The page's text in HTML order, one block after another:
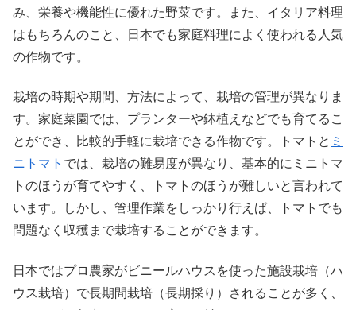
み、栄養や機能性に優れた野菜です。また、イタリア料理
はもちろんのこと、日本でも家庭料理によく使われる人気
の作物です。
栽培の時期や期間、方法によって、栽培の管理が異なりま
す。家庭菜園では、プランターや鉢植えなどでも育てるこ
とができ、比較的手軽に栽培できる作物です。トマトと ミ
ニトマト では、栽培の難易度が異なり、基本的にミニトマ
トのほうが育てやすく、トマトのほうが難しいと言われて
います。しかし、管理作業をしっかり行えば、トマトでも
問題なく収穫まで栽培することができます。
日本ではプロ農家がビニールハウスを使った施設栽培（ハ
ウス栽培）で長期間栽培（長期採り）されることが多く、